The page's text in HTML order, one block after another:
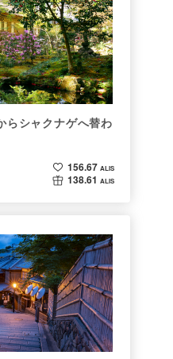
らシャクナゲへ替わ
156.67 ALIS
138.61 ALIS